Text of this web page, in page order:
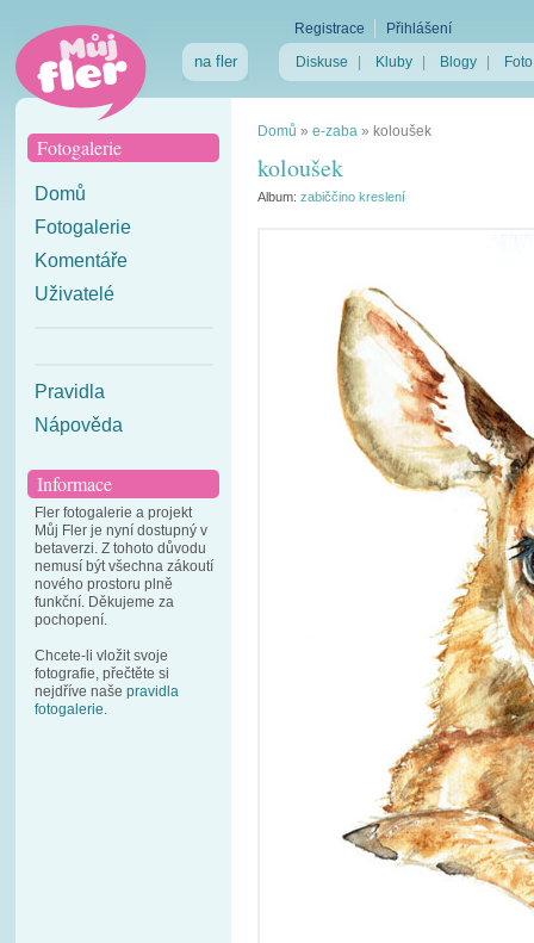
na fler
Registrace
Přihlášení
Diskuse
Kluby Blogy Foto
Fotogalerie
Domů
Fotogalerie
Komentáře
Uživatelé
Pravidla
Nápověda
Informace
Fler fotogalerie a projekt
Můj Fler je nyní dostupný v
betaverzi. Z tohoto důvodu
nemusí být všechna zákoutí
nového prostoru plně
funkční. Děkujeme za
pochopení.
Chcete-li vložit svoje
fotografie, přečtěte si
nejdříve naše pravidla
fotogalerie.
Domů » e-zaba » koloušek
koloušek
Album: zabiččino kreslení